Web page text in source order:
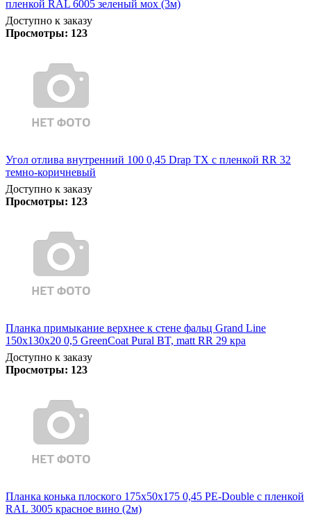
пленкой RAL 6005 зеленый мох (3м)
Доступно к заказу
Просмотры: 123
Угол отлива внутренний 100 0,45 Drap TX с пленкой RR 32
темно-коричневый
Доступно к заказу
Просмотры: 123
Планка примыкание верхнее к стене фальц Grand Line
150х130х20 0,5 GreenCoat Pural BT, matt RR 29 кра
Доступно к заказу
Просмотры: 123
Планка конька плоского 175х50х175 0,45 PE-Double с пленкой
RAL 3005 красное вино (2м)